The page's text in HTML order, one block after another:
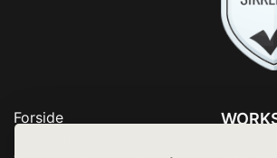
Forside